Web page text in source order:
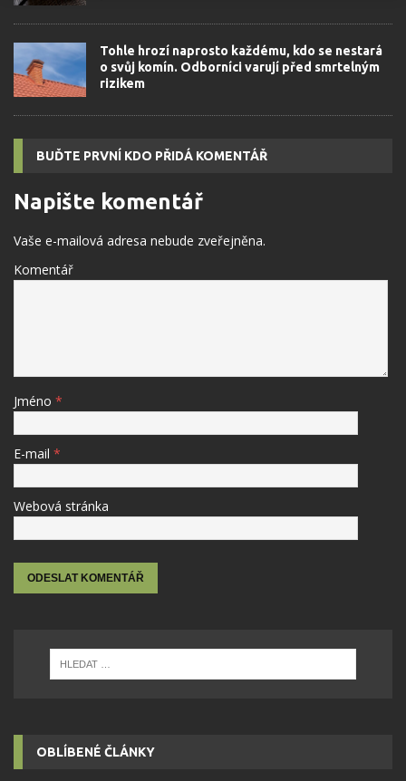
Tohle hrozí naprosto každému, kdo se nestará
o svůj komín. Odborníci varují před smrtelným
rizikem
BUĎTE PRVNÍ KDO PŘIDÁ KOMENTÁŘ
Napište komentář
Vaše e-mailová adresa nebude zveřejněna.
Komentář
Jméno *
E-mail *
Webová stránka
OBLÍBENÉ ČLÁNKY